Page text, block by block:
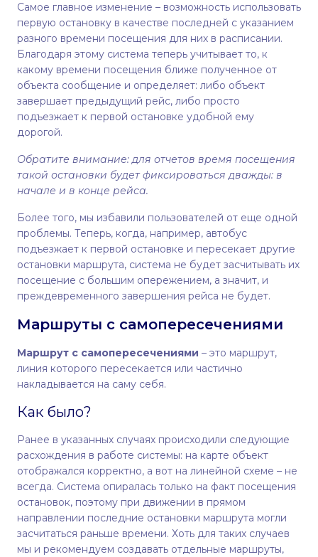
Самое главное изменение – возможность использовать
первую остановку в качестве последней с указанием
разного времени посещения для них в расписании.
Благодаря этому система теперь учитывает то, к
какому времени посещения ближе полученное от
объекта сообщение и определяет: либо объект
завершает предыдущий рейс, либо просто
подъезжает к первой остановке удобной ему
дорогой.
Обратите внимание: для отчетов время посещения
такой остановки будет фиксироваться дважды: в
начале и в конце рейса.
Более того, мы избавили пользователей от еще одной
проблемы. Теперь, когда, например, автобус
подъезжает к первой остановке и пересекает другие
остановки маршрута, система не будет засчитывать их
посещение с большим опережением, а значит, и
преждевременного завершения рейса не будет.
Маршруты с самопересечениями
Маршрут с самопересечениями – это маршрут,
линия которого пересекается или частично
накладывается на саму себя.
Как было?
Ранее в указанных случаях происходили следующие
расхождения в работе системы: на карте объект
отображался корректно, а вот на линейной схеме – не
всегда. Система опиралась только на факт посещения
остановок, поэтому при движении в прямом
направлении последние остановки маршрута могли
засчитаться раньше времени. Хоть для таких случаев
мы и рекомендуем создавать отдельные маршруты,